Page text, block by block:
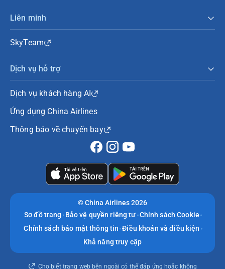
Liên minh
SkyTeam
Dịch vụ hỗ trợ
Dịch vụ khách hàng AI
Ứng dụng China Airlines
Thông báo về chuyến bay
©China Airlines 2026
Sơ đồ trang
Bảo vệ quyền riêng tư Chính sách Cookie
Chính sách bảo mật thông tin Điều khoản và điều kiện
Khả năng truy cập
Cho biết trang web bên ngoài có thể đáp ứng hoặc không